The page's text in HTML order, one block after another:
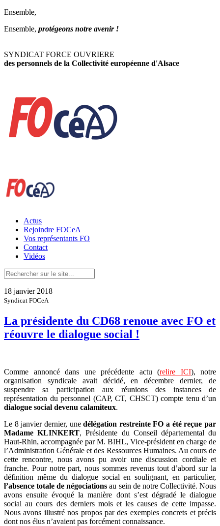
Ensemble,
Ensemble, protégeons notre avenir !
SYNDICAT FORCE OUVRIERE
des personnels de la Collectivité européenne d'Alsace
Actus
Rejoindre FOCeA
Vos représentants FO
Contact
Vidéos
18 janvier 2018
Syndicat FOCeA
La présidente du CD68 renoue avec FO et
réouvre le dialogue social !
Comme annoncé dans une précédente actu (relire ICI), notre
organisation syndicale avait décidé, en décembre dernier, de
suspendre sa participation aux réunions des instances de
représentation du personnel (CAP, CT, CHSCT) compte tenu d’un
dialogue social devenu calamiteux.
Le 8 janvier dernier, unedélégation restreinte FO a été reçue par
Madame KLINKERT, Présidente du Conseil départemental du
Haut-Rhin, accompagnée par M. BIHL, Vice-président en charge de
l’Administration Générale et des Ressources Humaines. Au cours de
cette rencontre, nous avons pu avoir une discussion cordiale et
franche. Pour notre part, nous sommes revenus tout d’abord sur la
définition même du dialogue social en soulignant, en particulier,
l’absence totale de négociations au sein de notre Collectivité. Nous
avons ensuite évoqué la manière dont s’est dégradé le dialogue
social au cours des derniers mois et les causes de cette impasse.
Nous avons illustré nos propos par des exemples concrets et précis
dont nos élus n’avaient pas forcément connaissance.